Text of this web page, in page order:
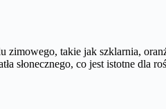
zimowego, takie jak szklarnia,
słonecznego, co jest istotne dla